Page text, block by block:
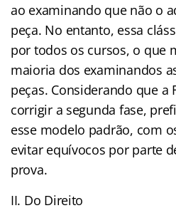
ao examinando que não o
peça. No entanto, essa
por todos os cursos, o que
maioria dos examinandos
peças. Considerando que a
corrigir a segunda fase,
esse modelo padrão, com
evitar equívocos por parte
prova.
II. Do Direito